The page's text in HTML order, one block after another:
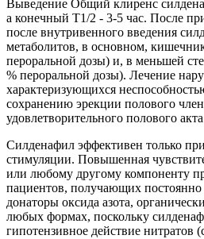
Выведение Общий клиренс
а конечный T1/2 - 3-5 час. После
после внутривенного введения
метаболитов, в основном,
пероральной дозы) и, в меньшей
% пероральной дозы). Лечение
характеризующихся
сохранению эрекции полового
удовлетворительного полового
Силденафил эффективен только
стимуляции. Повышенная
или любому другому компоненту
пациентов, получающих
донаторы оксида азота,
любых формах, поскольку
гипотензивное действие нитратов